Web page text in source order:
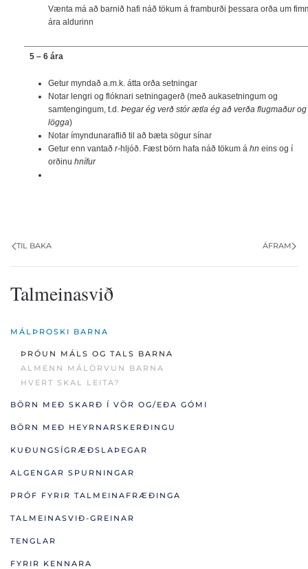
Vænta má að barnið hafi náð tökum á framburði þessara orða um
ára aldurinn
5 – 6 ára
Getur myndað a.m.k. átta orða setningar
Notar lengri og flóknari setningagerð (með aukasetningum og
samtengingum, t.d. Þegar ég verð stór ætla ég að verða flugmaður og
lögga)
Notar ímyndunaraflið til að bæta sögur sínar
Getur enn vantað r-hljóð. Fæst börn hafa náð tökum á hn eins og í
orðinu hnífur
TIL BAKA ÁFRAM
Talmeinasvið
MÁLÞROSKI BARNA
ÞRÓUN MÁLS OG TALS BARNA
ALMENN MÁLÖRVUN BARNA
HVERT SKAL LEITA?
BÖRN MEÐ SKARÐ Í VÖR OG/EÐA GÓMI
BÖRN MEÐ HEYRNARSKERÐINGU
KUÐUNGSÍGRÆÐSLAÞEGAR
ALGENGAR SPURNINGAR
PRÓF FYRIR TALMEINAFRÆÐINGA
TALMEINASVIÐ-GREINAR
TENGLAR
FYRIR KENNARA